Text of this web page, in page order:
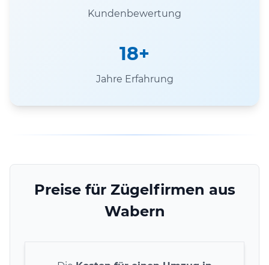
Kundenbewertung
18+
Jahre Erfahrung
Preise für Zügelfirmen aus
Wabern